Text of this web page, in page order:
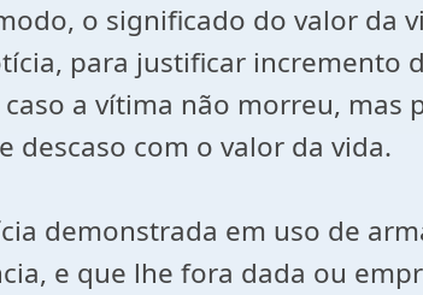
o significado do valor da
para justificar incremento
a vítima não morreu,
descaso com o valor da vida.
demonstrada em uso de
e que lhe fora dada ou